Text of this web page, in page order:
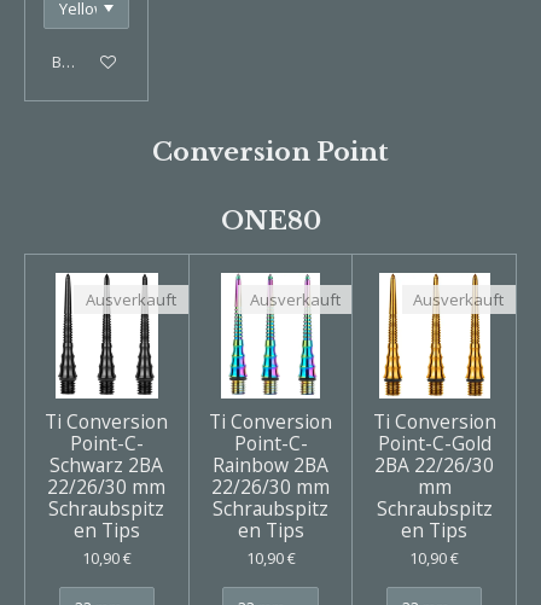
Bei Verfügbarkeit benachrichtigen
Conversion Point
ONE80
Ausverkauft
Ti Conversion
Point-C-
Schwarz 2BA
22/26/30 mm
Schraubspitz
en Tips
10,90 €
Ausverkauft
Ti Conversion
Point-C-
Rainbow 2BA
22/26/30 mm
Schraubspitz
en Tips
10,90 €
Ausverkauft
Ti Conversion
Point-C-Gold
2BA 22/26/30
mm
Schraubspitz
en Tips
10,90 €